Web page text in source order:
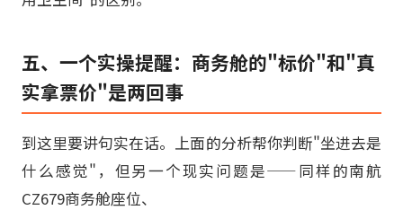
五、一个实操提醒：商务舱的"标价"和"真
实拿票价"是两回事
到这里要讲句实在话。上面的分析帮你判断"坐进去是
什么感觉"，但另一个现实问题是——同样的南航
CZ679商务舱座位、